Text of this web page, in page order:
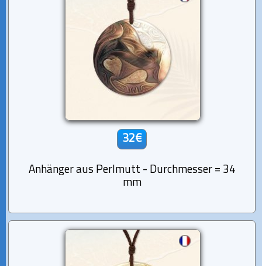
32€
Anhänger aus Perlmutt - Durchmesser = 34
mm